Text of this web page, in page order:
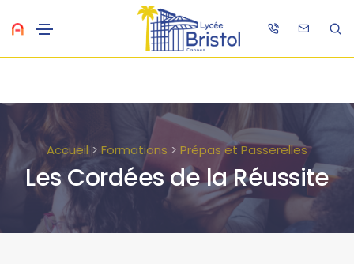
Accueil> Formations > Prépas et Passerelles
Les Cordées de la Réussite